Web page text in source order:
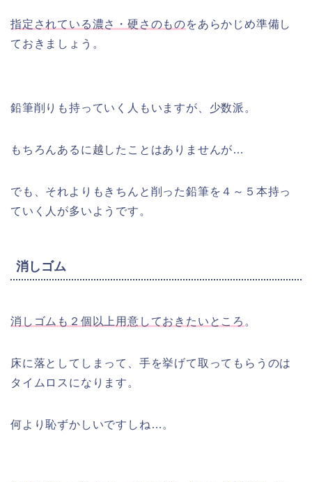
指定されている濃さ・硬さのものをあらかじめ準備し
ておきましょう。
鉛筆削りも持っていく人もいますが、少数派。
もちろんあるに越したことはありませんが…
でも、それよりもきちんと削った鉛筆を４～５本持っ
ていく人が多いようです。
消しゴム
消しゴムも２個以上用意しておきたいところ 。
床に落としてしまって、手を挙げて取ってもらうのは
タイムロスになります。
何より恥ずかしいですしね…。